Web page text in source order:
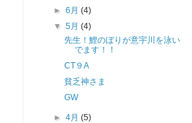
►6月(4)
▼5月(4)
先生！鯉のぼりが意宇川を泳い
でます！！
CT９A
貧乏神さま
GW
►4月(5)